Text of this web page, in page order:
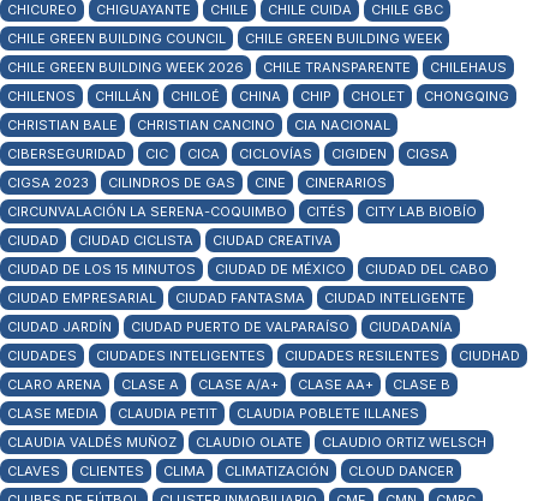
CHICUREO
CHIGUAYANTE CHILE CHILE CUIDA
CHILE GBC
CHILE GREEN BUILDING COUNCIL
CHILE GREEN BUILDING WEEK
CHILE GREEN BUILDING WEEK 2026
CHILE TRANSPARENTE
CHILEHAUS
CHILENOS
CHILLÁN CHILOÉ CHINA CHIP CHOLET
CHONGQING
CHRISTIAN BALE
CHRISTIAN CANCINO
CIA NACIONAL
CIBERSEGURIDAD
CIC CICA CICLOVÍAS CIGIDEN
CIGSA
CIGSA 2023
CILINDROS DE GAS CINE
CINERARIOS
CIRCUNVALACIÓN LA SERENA-COQUIMBO
CITÉS
CITY LAB BIOBÍO
CIUDAD
CIUDAD CICLISTA
CIUDAD CREATIVA
CIUDAD DE LOS 15 MINUTOS
CIUDAD DE MÉXICO
CIUDAD DEL CABO
CIUDAD EMPRESARIAL
CIUDAD FANTASMA
CIUDAD INTELIGENTE
CIUDAD JARDÍN
CIUDAD PUERTO DE VALPARAÍSO
CIUDADANÍA
CIUDADES
CIUDADES INTELIGENTES CIUDADES RESILENTES
CIUDHAD
CLARO ARENA
CLASE A CLASE A/A+ CLASE AA+
CLASE B
CLASE MEDIA
CLAUDIA PETIT
CLAUDIA POBLETE ILLANES
CLAUDIA VALDÉS MUÑOZ
CLAUDIO OLATE
CLAUDIO ORTIZ WELSCH
CLAVES
CLIENTES CLIMA CLIMATIZACIÓN
CLOUD DANCER